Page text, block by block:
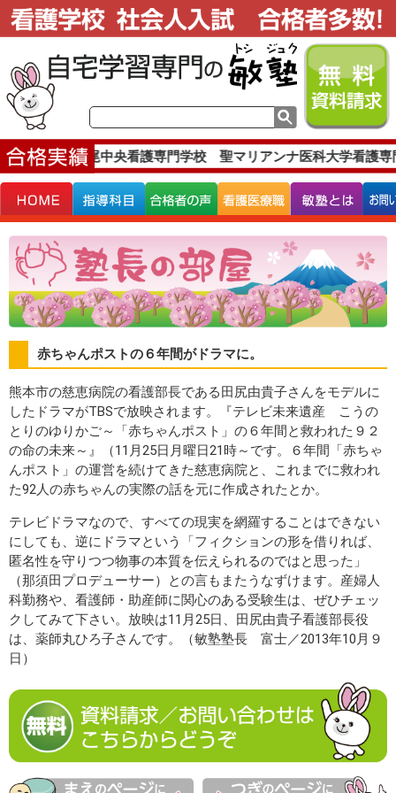
績です。上尾中央看護専門学校 聖マリアンナ医科大学看護専
赤ちゃんポストの６年間がドラマに。
熊本市の慈恵病院の看護部長である田尻由貴子さんをモデルに
したドラマがTBSで放映されます。『テレビ未来遺産 こうの
とりのゆりかご～「赤ちゃんポスト」の６年間と救われた９２
の命の未来～』（11月25日月曜日21時～です。６年間「赤ちゃ
んポスト」の運営を続けてきた慈恵病院と、これまでに救われ
た92人の赤ちゃんの実際の話を元に作成されたとか。
テレビドラマなので、すべての現実を網羅することはできない
にしても、逆にドラマという「フィクションの形を借りれば、
匿名性を守りつつ物事の本質を伝えられるのではと思った」
（那須田プロデューサー）との言もまたうなずけます。産婦人
科勤務や、看護師・助産師に関心のある受験生は、ぜひチェッ
クしてみて下さい。放映は11月25日、田尻由貴子看護部長役
は、薬師丸ひろ子さんです。（敏塾塾長 富士／2013年10月９
日）